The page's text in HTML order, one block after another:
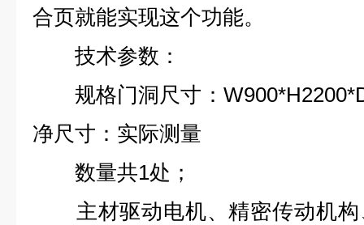
合页就能实现这个功能。
技术参数：
规格门洞尺寸：
净尺寸：实际测量
数量共1处；
主材驱动电机、精密传动机构